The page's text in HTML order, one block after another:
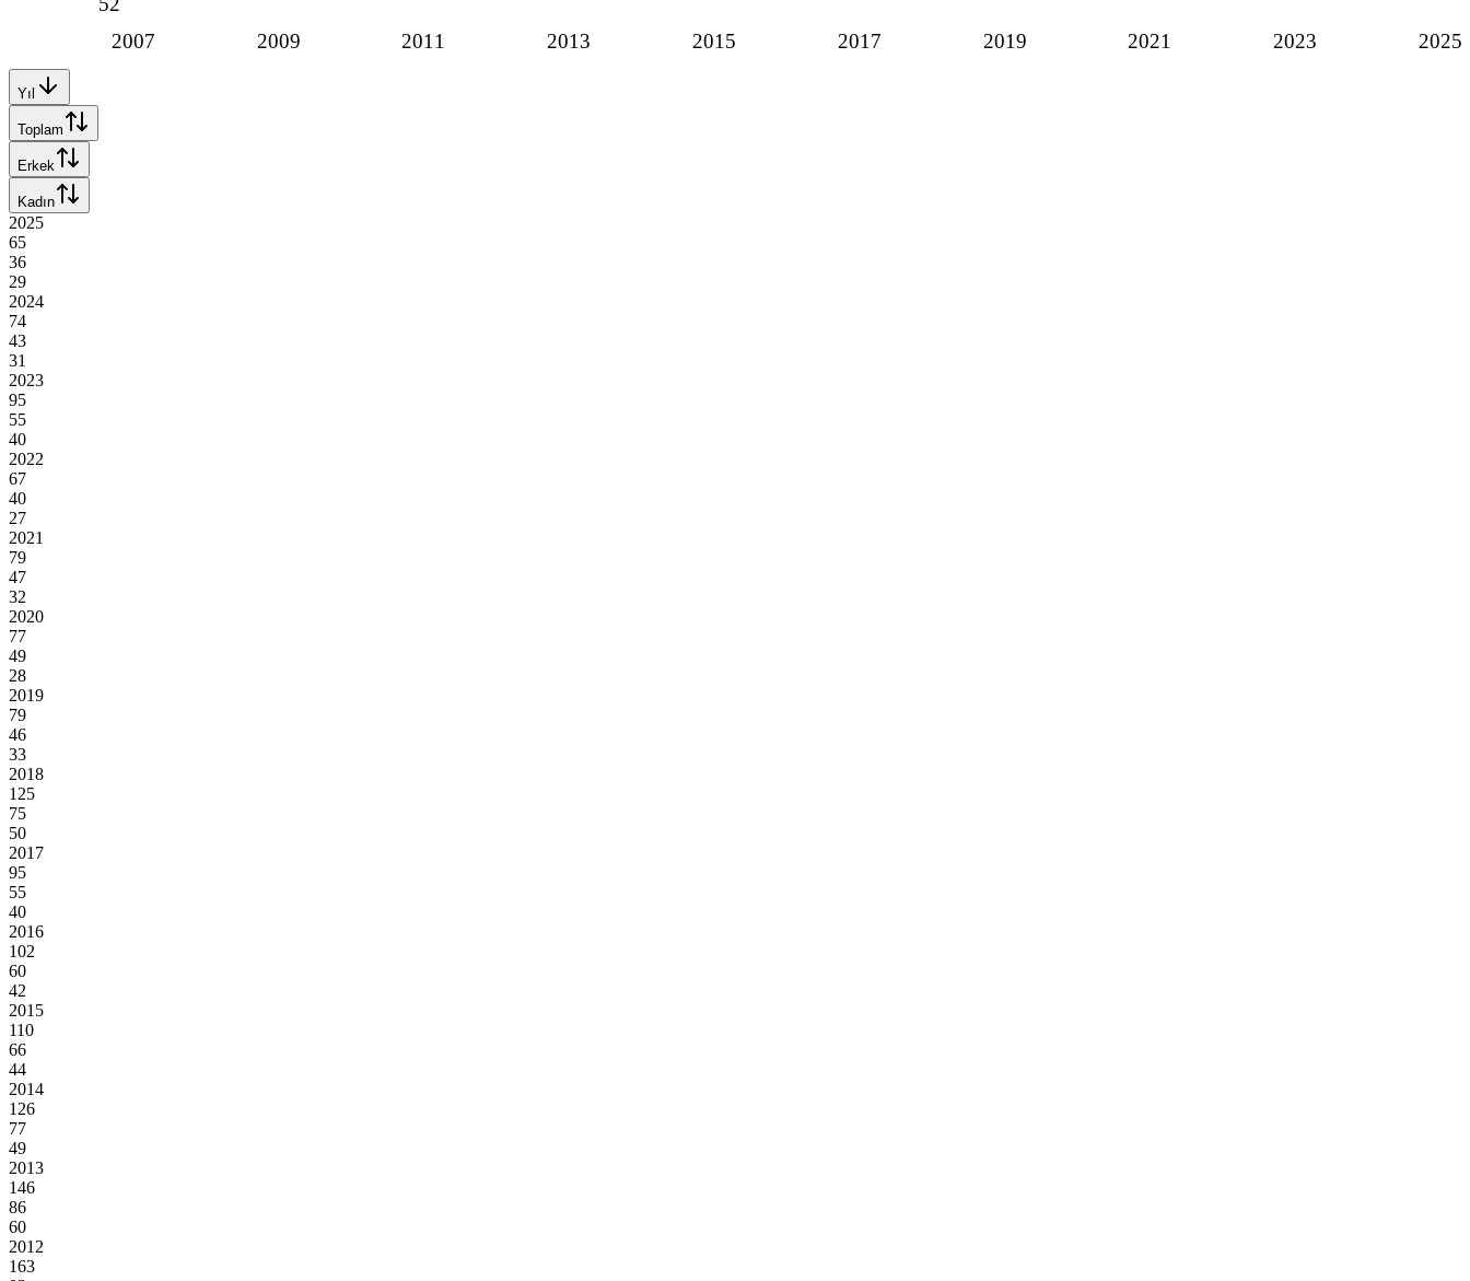
2007 2009 2011 2013 2015 2017 2019 2021 2023 2025
Yıl
Toplam
Erkek
Kadın
2025
65
36
29
2024
74
43
31
2023
95
55
40
2022
67
40
27
2021
79
47
32
2020
77
49
28
2019
79
46
33
2018
125
75
50
2017
95
55
40
2016
102
60
42
2015
110
66
44
2014
126
77
49
2013
146
86
60
2012
163